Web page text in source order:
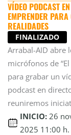
VÍDEO PODCAST
EMPRENDER
REALIDADES
FINALIZADO
Arrabal-AID abre
micrófonos de
para grabar un
podcast en
reuniremos
INICIO: 26
2025 11:00 h.